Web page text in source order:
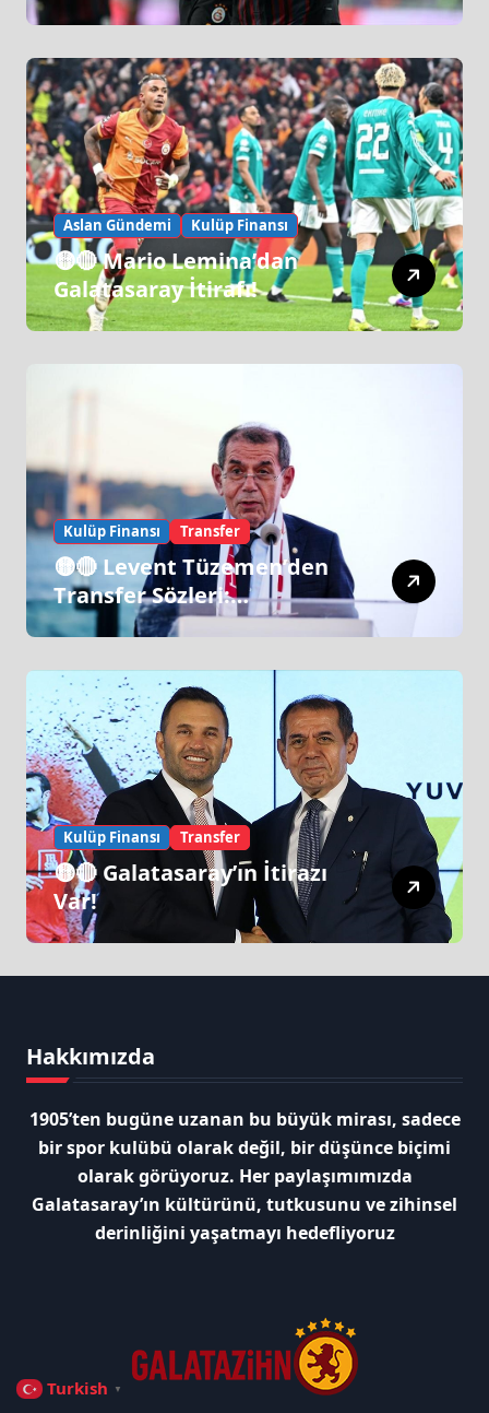
Aslan Gündemi Kulüp Finansı
🟡🔴 Mario Lemina’dan
Galatasaray İtirafı!
Kulüp Finansı Transfer
🟡🔴 Levent Tüzemen’den
Transfer Sözleri:
“Galatasaray’ın Zirve
Kulüp Finansı Transfer
🟡🔴 Galatasaray’ın İtirazı
Var!
Hakkımızda
1905’ten bugüne uzanan bu büyük mirası, sadece
bir spor kulübü olarak değil, bir düşünce biçimi
olarak görüyoruz. Her paylaşımımızda
Galatasaray’ın kültürünü, tutkusunu ve zihinsel
derinliğini yaşatmayı hedefliyoruz
Turkish ▼